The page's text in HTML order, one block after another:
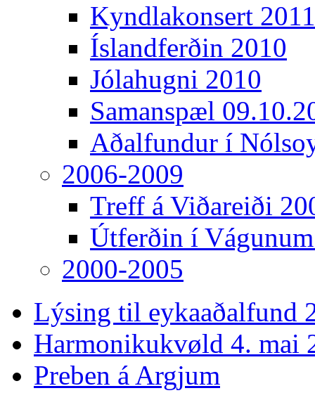
Kyndlakonsert 2011
Íslandferðin 2010
Jólahugni 2010
Samanspæl
Aðalfundur í
2006-2009
Treff á Viðareiði
Útferðin í
2000-2005
Lýsing til eykaaðalfund
Harmonikukvøld 4. mai
Preben á Argjum